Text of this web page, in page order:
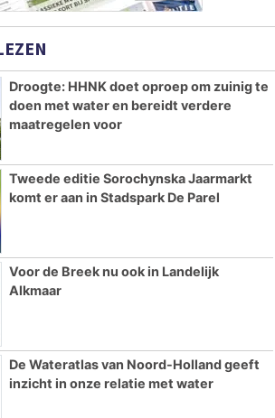
Droogte: HHNK doet oproep om zuinig te
doen met water en bereidt verdere
maatregelen voor
Tweede editie Sorochynska Jaarmarkt
komt er aan in Stadspark De Parel
Voor de Breek nu ook in Landelijk
Alkmaar
De Wateratlas van Noord-Holland geeft
inzicht in onze relatie met water